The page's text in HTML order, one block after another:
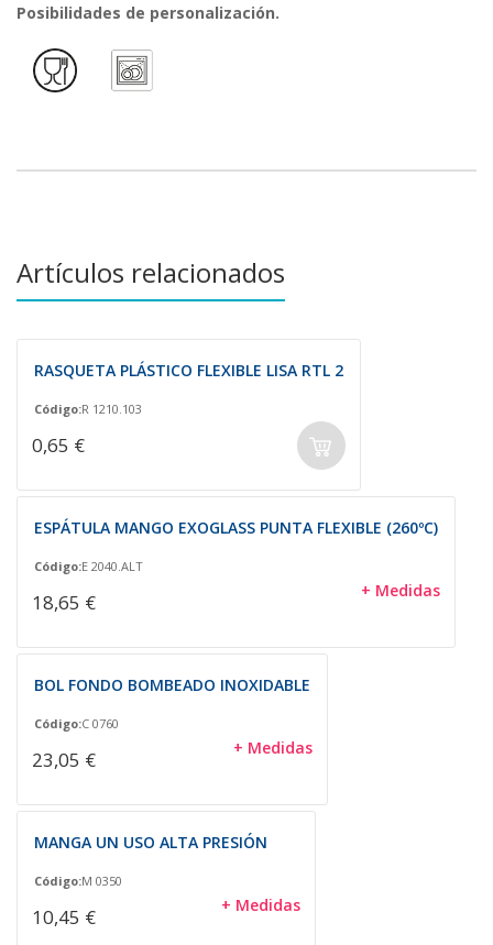
Posibilidades de personalización.
Artículos relacionados
RASQUETA PLÁSTICO FLEXIBLE LISA RTL 2
Código:R 1210.103
0,65 €
ESPÁTULA MANGO EXOGLASS PUNTA FLEXIBLE (260ºC)
Código:E 2040.ALT
18,65 € + Medidas
BOL FONDO BOMBEADO INOXIDABLE
Código:C 0760
23,05 € + Medidas
MANGA UN USO ALTA PRESIÓN
Código:M 0350
10,45 € + Medidas